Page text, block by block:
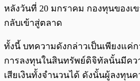
หลังวันที่ 20 มกราคม กองทุนของเ
กลับเข้าสู่ตลาด
ทั้งนี้ บทความดังกล่าวเป็นเพียงแค่
การลงทุนในสินทรัพย์ดิจิทัลนั้นมีคว
เสียเงินทั้งจำนวนได้ ดังนั้นผู้ลงทุน